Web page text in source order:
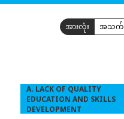
အားလုံး အသက်
A. LACK OF QUALITY
EDUCATION AND SKILLS
DEVELOPMENT